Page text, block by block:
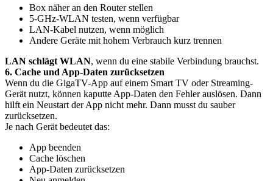
Box näher an den Router stellen
5-GHz-WLAN testen, wenn verfügbar
LAN-Kabel nutzen, wenn möglich
Andere Geräte mit hohem Verbrauch kurz trennen
LAN schlägt WLAN, wenn du eine stabile Verbindung brauchst.
6. Cache und App-Daten zurücksetzen
Wenn du die GigaTV-App auf einem Smart TV oder Streaming-
Gerät nutzt, können kaputte App-Daten den Fehler auslösen. Dann
hilft ein Neustart der App nicht mehr. Dann musst du sauber
zurücksetzen.
Je nach Gerät bedeutet das:
App beenden
Cache löschen
App-Daten zurücksetzen